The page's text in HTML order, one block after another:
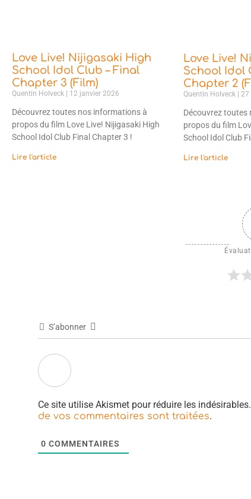
Love Live! Nijigasaki High
School Idol Club – Final
Chapter 3 (Film)
Quentin Holveck 12 janvier 2026
Découvrez toutes nos informations à
propos du film Love Live! Nijigasaki High
School Idol Club Final Chapter 3 !
Lire l'article
Love Live!
School Idol
Chapter 2
Quentin Holveck 27
Découvrez
propos du film
School Idol Club
Lire l'article
S’abonner
Ce site utilise Akismet pour réduire les indésirables.
de vos commentaires sont traitées.
0 COMMENTAIRES